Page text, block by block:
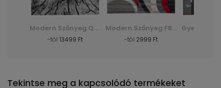
Modern Szőnyeg Q710A Luxury Pp Esm - fehér, biały
-tól 13499 Ft
Modern Szőnyeg F844B Cheap Pp Crm - szürke, szary
-tól 2999 Ft
Tekintse meg a kapcsolódó termékeket